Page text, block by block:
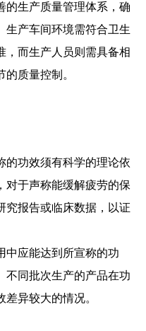
的生产质量管理体系，确
生产车间环境需符合卫生
，而生产人员则需具备相
质量控制。
的功效须有科学的理论依
对于声称能缓解疲劳的保
究报告或临床数据，以证
中应能达到所宣称的功
不同批次生产的产品在功
异较大的情况。